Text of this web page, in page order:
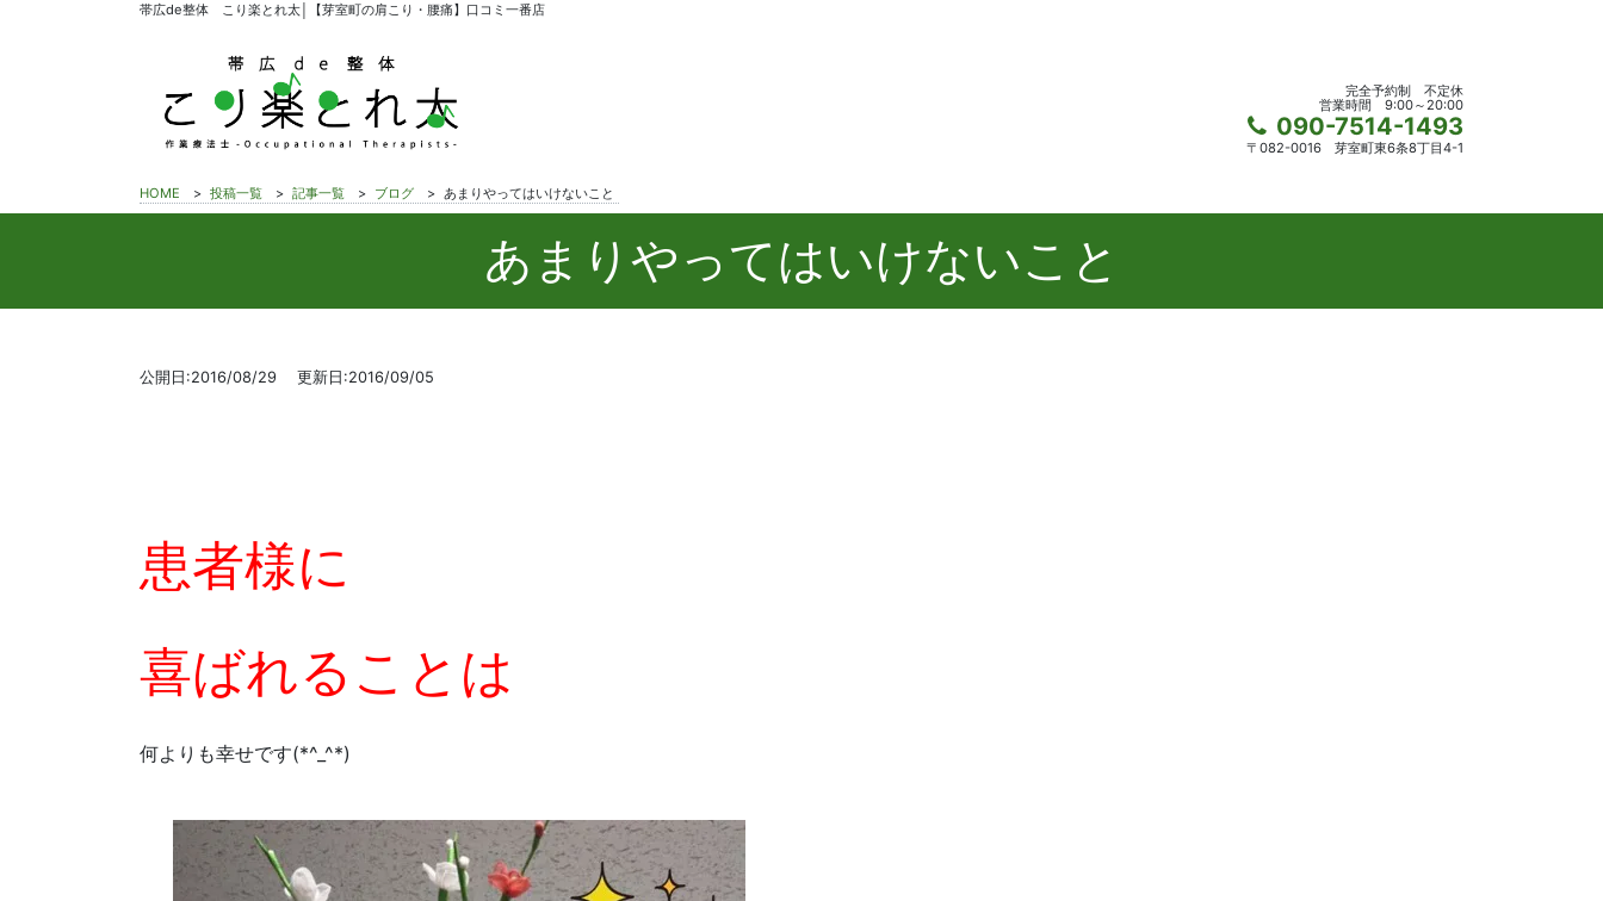
帯広de整体 こり楽とれ太│【芽室町の肩こり・腰痛】口コミ一番店
完全予約制
不定休
営業時間
9:00～20:00
090-7514-1493
〒082-0016 芽室町東6条8丁目4-1
HOME > 投稿一覧 > 記事一覧 > ブログ > あまりやってはいけないこと
あまりやってはいけないこと
公開日:2016/08/29 更新日:2016/09/05
患者様に
喜ばれることは
何よりも幸せです(*^_^*)